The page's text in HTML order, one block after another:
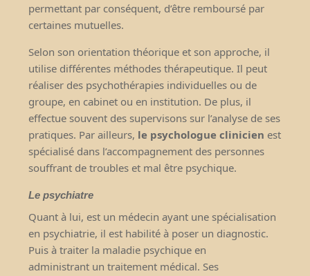
permettant par conséquent, d’être remboursé par
certaines mutuelles.
Selon son orientation théorique et son approche, il
utilise différentes méthodes thérapeutique. Il peut
réaliser des psychothérapies individuelles ou de
groupe, en cabinet ou en institution. De plus, il
effectue souvent des supervisons sur l’analyse de ses
pratiques. Par ailleurs, le psychologue clinicien est
spécialisé dans l’accompagnement des personnes
souffrant de troubles et mal être psychique.
Le psychiatre
Quant à lui, est un médecin ayant une spécialisation
en psychiatrie, il est habilité à poser un diagnostic.
Puis à traiter la maladie psychique en
administrant un traitement médical. Ses